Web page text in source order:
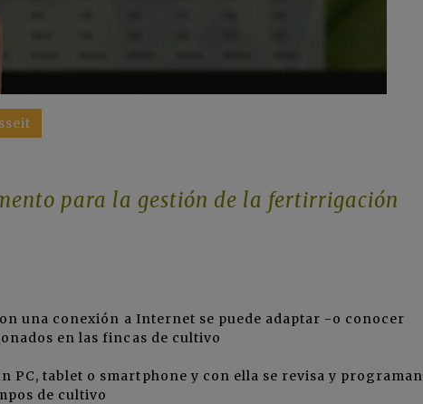
para la gestión de la fertirrigación
una conexión a Internet se puede adaptar -o conocer
en las fincas de cultivo
PC, tablet o smartphone y con ella se revisa y programan
de cultivo